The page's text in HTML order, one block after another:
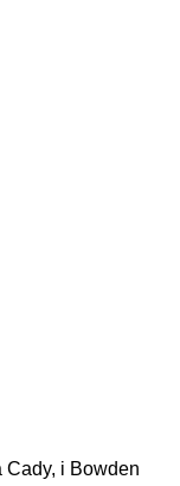
Cady, i Bowden